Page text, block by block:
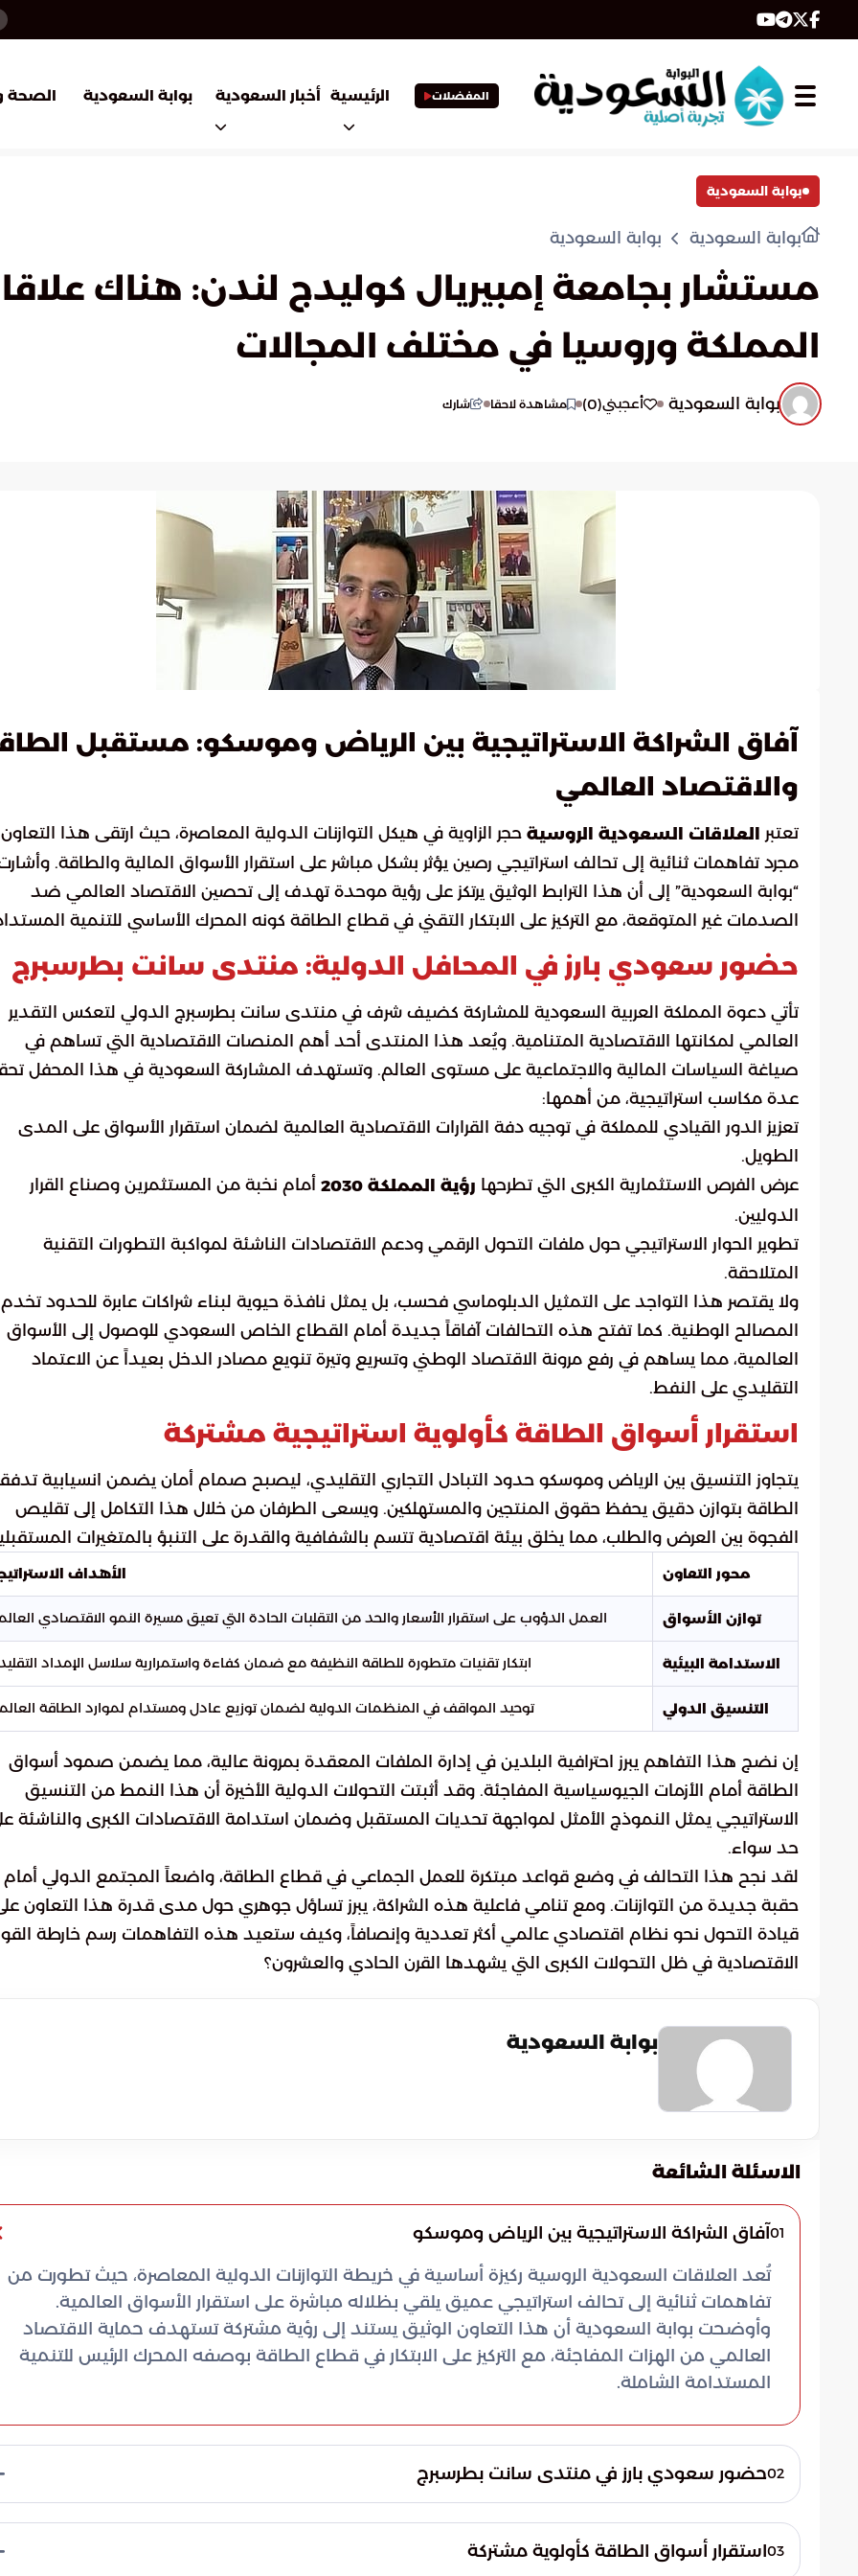
المفضلات الرئيسية أخبار السعودية بوابة السعودية الصحة
بوابة السعودية
بوابة السعودية بوابة السعودية
مستشار بجامعة إمبيريال كوليدج لندن: هناك
المملكة وروسيا في مختلف المجالات
بوابة السعودية أعجبني(
0
) مشاهدة لاحقا شارك
آفاق الشراكة الاستراتيجية بين الرياض وموسكو: مستقبل
والاقتصاد العالمي
تعتبر العلاقات السعودية الروسية حجر الزاوية في هيكل التوازنات الدولية المعاصرة، حيث ارتقى هذا
مجرد تفاهمات ثنائية إلى تحالف استراتيجي رصين يؤثر بشكل مباشر على استقرار الأسواق المالية والطاقة.
“بوابة السعودية” إلى أن هذا الترابط الوثيق يرتكز على رؤية موحدة تهدف إلى تحصين الاقتصاد العالمي ضد
الصدمات غير المتوقعة، مع التركيز على الابتكار التقني في قطاع الطاقة كونه المحرك الأساسي للتنمية
حضور سعودي بارز في المحافل الدولية: منتدى سانت بطرسبرج
تأتي دعوة المملكة العربية السعودية للمشاركة كضيف شرف في منتدى سانت بطرسبرج الدولي لتعكس التقدير
العالمي لمكانتها الاقتصادية المتنامية. ويُعد هذا المنتدى أحد أهم المنصات الاقتصادية التي تساهم في
صياغة السياسات المالية والاجتماعية على مستوى العالم. وتستهدف المشاركة السعودية في هذا المحفل
عدة مكاسب استراتيجية، من أهمها:
تعزيز الدور القيادي للمملكة في توجيه دفة القرارات الاقتصادية العالمية لضمان استقرار الأسواق على المدى
الطويل.
عرض الفرص الاستثمارية الكبرى التي تطرحها رؤية المملكة 2030
أمام نخبة من المستثمرين وصناع القرار
الدوليين.
تطوير الحوار الاستراتيجي حول ملفات التحول الرقمي ودعم الاقتصادات الناشئة لمواكبة التطورات التقنية
المتلاحقة.
ولا يقتصر هذا التواجد على التمثيل الدبلوماسي فحسب، بل يمثل نافذة حيوية لبناء شراكات عابرة للحدود تخدم
المصالح الوطنية. كما تفتح هذه التحالفات آفاقاً جديدة أمام القطاع الخاص السعودي للوصول إلى الأسواق
العالمية، مما يساهم في رفع مرونة الاقتصاد الوطني وتسريع وتيرة تنويع مصادر الدخل بعيداً عن الاعتماد
التقليدي على النفط.
استقرار أسواق الطاقة كأولوية استراتيجية مشتركة
يتجاوز التنسيق بين الرياض وموسكو حدود التبادل التجاري التقليدي، ليصبح صمام أمان يضمن انسيابية
الطاقة بتوازن دقيق يحفظ حقوق المنتجين والمستهلكين. ويسعى الطرفان من خلال هذا التكامل إلى تقليص
الفجوة بين العرض والطلب، مما يخلق بيئة اقتصادية تتسم بالشفافية والقدرة على التنبؤ بالمتغيرات
محور التعاون الأهداف
توازن الأسواق العمل الدؤوب على استقرار الأسعار والحد من التقلبات الحادة التي تعيق مسيرة النمو الاقتصادي
الاستدامة البيئية ابتكار تقنيات متطورة للطاقة النظيفة مع ضمان كفاءة واستمرارية سلاسل الإمداد
التنسيق الدولي توحيد المواقف في المنظمات الدولية لضمان توزيع عادل ومستدام لموارد الطاقة
إن نضج هذا التفاهم يبرز احترافية البلدين في إدارة الملفات المعقدة بمرونة عالية، مما يضمن صمود أسواق
الطاقة أمام الأزمات الجيوسياسية المفاجئة. وقد أثبتت التحولات الدولية الأخيرة أن هذا النمط من التنسيق
الاستراتيجي يمثل النموذج الأمثل لمواجهة تحديات المستقبل وضمان استدامة الاقتصادات الكبرى والناشئة
حد سواء.
لقد نجح هذا التحالف في وضع قواعد مبتكرة للعمل الجماعي في قطاع الطاقة، واضعاً المجتمع الدولي أمام
حقبة جديدة من التوازنات. ومع تنامي فاعلية هذه الشراكة، يبرز تساؤل جوهري حول مدى قدرة هذا التعاون
قيادة التحول نحو نظام اقتصادي عالمي أكثر تعددية وإنصافاً، وكيف ستعيد هذه التفاهمات رسم خارطة
الاقتصادية في ظل التحولات الكبرى التي يشهدها القرن الحادي والعشرون؟
بوابة السعودية
الاسئلة الشائعة
01آفاق الشراكة الاستراتيجية بين الرياض وموسكو
تُعد العلاقات السعودية الروسية ركيزة أساسية في خريطة التوازنات الدولية المعاصرة، حيث تطورت من
تفاهمات ثنائية إلى تحالف استراتيجي عميق يلقي بظلاله مباشرة على استقرار الأسواق العالمية.
وأوضحت بوابة السعودية أن هذا التعاون الوثيق يستند إلى رؤية مشتركة تستهدف حماية الاقتصاد
العالمي من الهزات المفاجئة، مع التركيز على الابتكار في قطاع الطاقة بوصفه المحرك الرئيس للتنمية
المستدامة الشاملة.
02حضور سعودي بارز في منتدى سانت بطرسبرج
التقدير العالمي لمكانتها الاقتصادية المتصاعدة، حيث يُصنف كأحد أهم المنصات الاقتصادية
لصياغة السياسات المالية والاجتماعية دولياً. وتهدف المشاركة السعودية في هذا المحفل إلى انتزاع
03استقرار أسواق الطاقة كأولوية مشتركة